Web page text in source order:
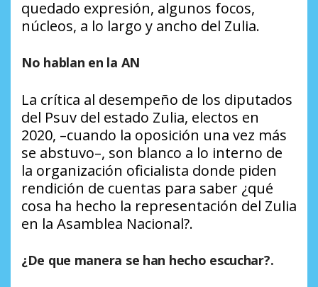
quedado expresión, algunos focos,
núcleos, a lo largo y ancho del Zulia.
No hablan en la AN
La crítica al desempeño de los diputados
del Psuv del estado Zulia, electos en
2020, –cuando la oposición una vez más
se abstuvo–, son blanco a lo interno de
la organización oficialista donde piden
rendición de cuentas para saber ¿qué
cosa ha hecho la representación del Zulia
en la Asamblea Nacional?.
¿De que manera se han hecho escuchar?.